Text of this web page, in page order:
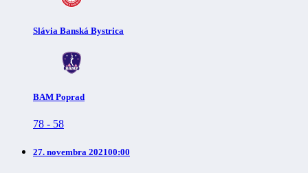
Slávia Banská Bystrica
BAM Poprad
78 - 58
27. novembra 202100:00